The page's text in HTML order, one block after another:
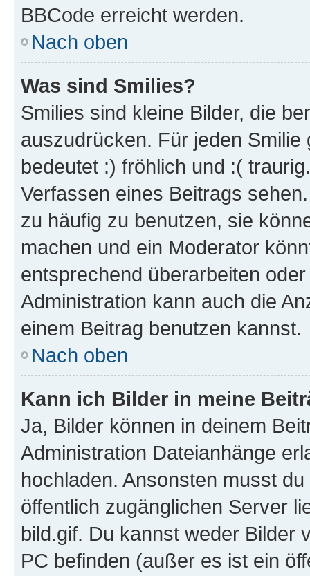
BBCode erreicht werden.
Nach oben
Was sind Smilies?
Smilies sind kleine Bilder, die
auszudrücken. Für jeden
bedeutet :) fröhlich und :(
Verfassen eines Beitrags
zu häufig zu benutzen, sie
machen und ein Moderator
entsprechend überarbeiten
Administration kann auch die
einem Beitrag benutzen kannst.
Nach oben
Kann ich Bilder in meine
Ja, Bilder können in deinem
Administration Dateianhänge
hochladen. Ansonsten musst
öffentlich zugänglichen Server
bild.gif. Du kannst weder Bilder
PC befinden (außer es ist ein